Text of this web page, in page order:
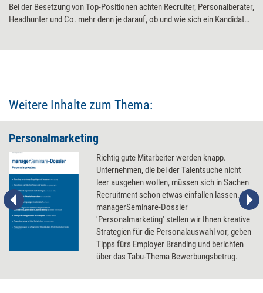
Bei der Besetzung von Top-Positionen achten Recruiter, Personalberater,
Headhunter und Co. mehr denn je darauf, ob und wie sich ein Kandidat
Weitere Inhalte zum Thema:
Personalmarketing
Richtig gute Mitarbeiter werden knapp.
Unternehmen, die bei der Talentsuche nicht
leer ausgehen wollen, müssen sich in Sachen
Recruitment schon etwas einfallen lassen. Im
managerSeminare-Dossier
'Personalmarketing' stellen wir Ihnen kreative
Strategien für die Personalauswahl vor, geben
Tipps fürs Employer Branding und berichten
über das Tabu-Thema Bewerbungsbetrug.